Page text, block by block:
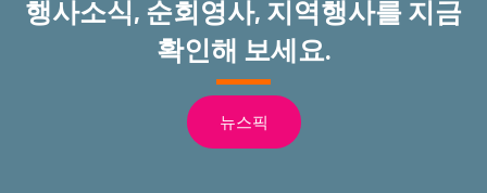
행사소식, 순회영사, 지역행사를 지금
확인해 보세요.
뉴스픽